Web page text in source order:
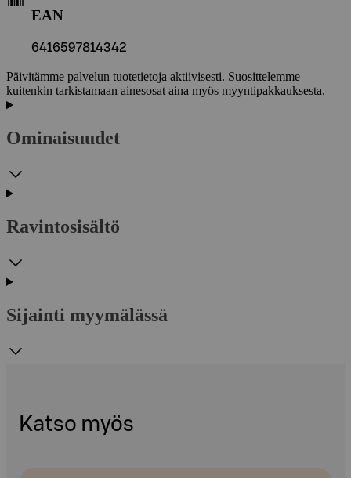
EAN
6416597814342
Päivitämme palvelun tuotetietoja aktiivisesti. Suosittelemme
kuitenkin tarkistamaan ainesosat aina myös myyntipakkauksesta.
Ominaisuudet
Ravintosisältö
Sijainti myymälässä
Katso myös